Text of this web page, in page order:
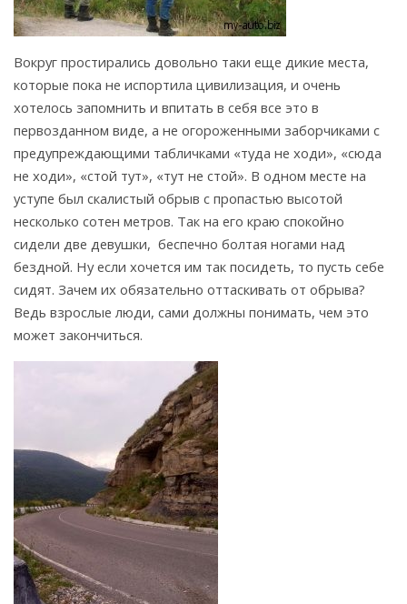
Вокруг простирались довольно таки еще дикие места,
которые пока не испортила цивилизация, и очень
хотелось запомнить и впитать в себя все это в
первозданном виде, а не огороженными заборчиками с
предупреждающими табличками «туда не ходи», «сюда
не ходи», «стой тут», «тут не стой». В одном месте на
уступе был скалистый обрыв с пропастью высотой
несколько сотен метров. Так на его краю спокойно
сидели две девушки, беспечно болтая ногами над
бездной. Ну если хочется им так посидеть, то пусть себе
сидят. Зачем их обязательно оттаскивать от обрыва?
Ведь взрослые люди, сами должны понимать, чем это
может закончиться.